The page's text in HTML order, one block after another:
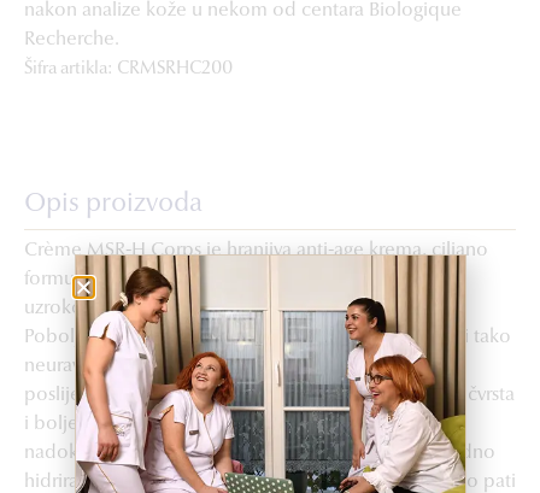
nakon analize kože u nekom od centara Biologique
Recherche.
Šifra artikla: CRMSRHC200
Opis proizvoda
Crème MSR-H Corps je hranjiva anti-age krema, ciljano
formulirana zbog promjena na koži lica i na tijelu
uzrokovanih prestankom hormonalne aktivnosti.
Poboljšava gustoću i uravnotežuje kožu, ublažavajući tako
neuravnoteženosti koje se javljaju prije, za vrijeme i
poslije menopauze. Koža ponovo postaje elastična, čvrsta
i bolje tonizirana. Bogata aktivnim sastojcima za
nadoknađivanje lipida i hidraciju, kožu održava ugodno
hidriranom i mekom u životnoj dobi kada ona znatno pati